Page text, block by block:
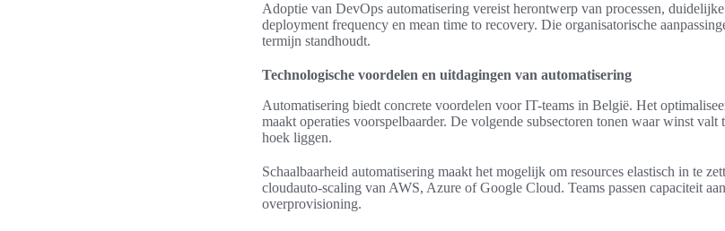
Adoptie van DevOps automatisering vereist herontwerp van processen,
deployment frequency en mean time to recovery. Die organisatorische
termijn standhoudt.
Technologische voordelen en uitdagingen van automatisering
Automatisering biedt concrete voordelen voor IT-teams in België. Het
maakt operaties voorspelbaarder. De volgende subsectoren tonen waar winst
hoek liggen.
Schaalbaarheid automatisering maakt het mogelijk om resources elastisch in te
cloudauto-scaling van AWS, Azure of Google Cloud. Teams passen capaciteit
overprovisioning.